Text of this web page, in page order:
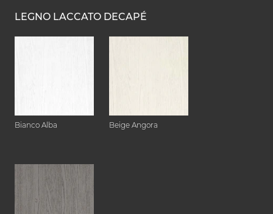
LEGNO LACCATO DECAPÉ
Bianco Alba Beige Angora